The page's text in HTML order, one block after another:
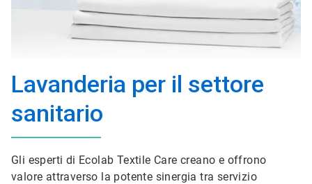
Lavanderia per il settore
sanitario
Gli esperti di Ecolab Textile Care creano e offrono
valore attraverso la potente sinergia tra servizio